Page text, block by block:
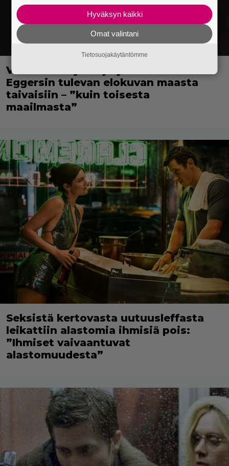
Veteraaninäyttelijä ylisti Robert
Eggersin tulevan elokuvan maasta
taivaisiin – ”kuin toisesta
maailmasta”
Seksistä kertovasta uutuusleffasta
leikattiin alastomia ihmisiä pois:
”Ihmiset vaivaantuvat
alastomuudesta”
Hyväksyn kaikki
Omat valintani
Tietosuojakäytäntömme